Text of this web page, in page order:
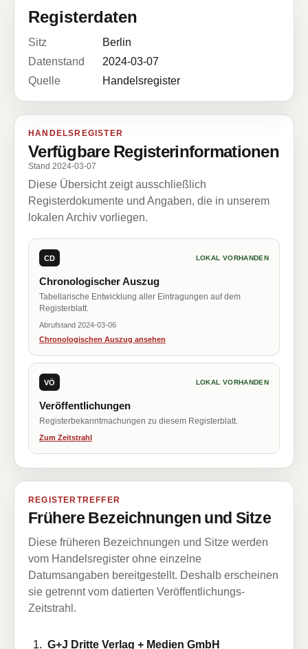
Registerdaten
Sitz
Berlin
Datenstand
2024-03-07
Quelle
Handelsregister
HANDELSREGISTER
Verfügbare Registerinformationen
Stand 2024-03-07
Diese Übersicht zeigt ausschließlich
Registerdokumente und Angaben, die in unserem
lokalen Archiv vorliegen.
CD LOKAL VORHANDEN
Chronologischer Auszug
Tabellarische Entwicklung aller Eintragungen auf dem
Registerblatt.
Abrufstand 2024-03-06
Chronologischen Auszug ansehen
VÖ LOKAL VORHANDEN
Veröffentlichungen
Registerbekanntmachungen zu diesem Registerblatt.
Zum Zeitstrahl
REGISTERTREFFER
Frühere Bezeichnungen und Sitze
Diese früheren Bezeichnungen und Sitze werden
vom Handelsregister ohne einzelne
Datumsangaben bereitgestellt. Deshalb erscheinen
sie getrennt vom datierten Veröffentlichungs-
Zeitstrahl.
G+J Dritte Verlag + Medien GmbH